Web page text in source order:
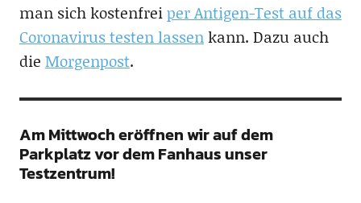
man sich kostenfreiper Antigen-Test auf das
Coronavirus testen lassenkann. Dazu auch
die Morgenpost.
Am Mittwoch eröffnen wir auf dem
Parkplatz vor dem Fanhaus unser
Testzentrum!